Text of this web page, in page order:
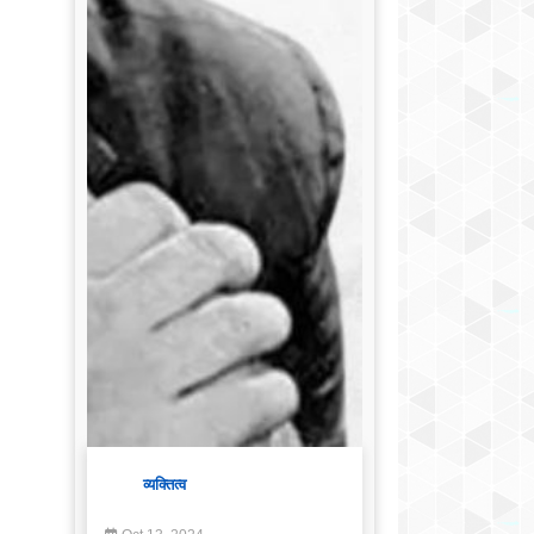
व्यक्तित्व